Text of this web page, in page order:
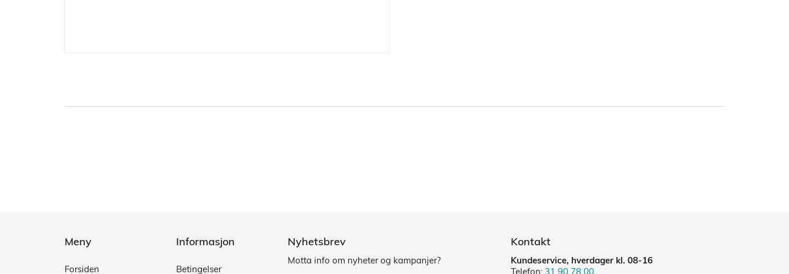
Meny
Forsiden
Informasjon
Betingelser
Nyhetsbrev
Motta info om nyheter og kampanjer?
Kontakt
Kundeservice, hverdager kl. 08-16
Telefon: 31 90 78 00